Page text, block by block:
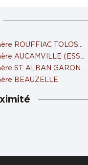
ROUFFIAC TOLOSAN
AUCAMVILLE (ESSO)
ST ALBAN GARONNE
BEAUZELLE